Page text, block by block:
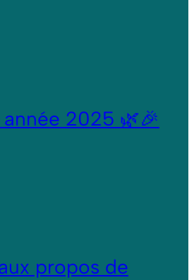
2025 🌿🎉
propos de